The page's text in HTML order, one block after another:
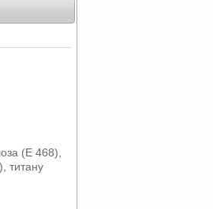
(E 468),
титану